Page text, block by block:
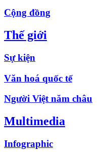
Cộng đồng
Thế giới
Sự kiện
Văn hoá quốc tế
Người Việt năm châu
Multimedia
Infographic